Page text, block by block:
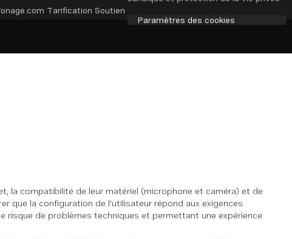
Tarification Soutien
Paramètres des cookies
la compatibilité de leur matériel (microphone et caméra) et de
que la configuration de l'utilisateur répond aux exigences
risque de problèmes techniques et permettant une expérience